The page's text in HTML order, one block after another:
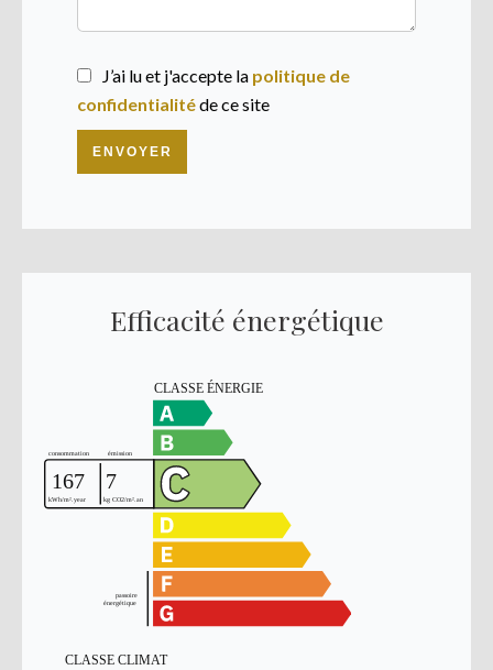
J’ai lu et j'accepte la politique de
confidentialitéde ce site
ENVOYER
Efficacité énergétique